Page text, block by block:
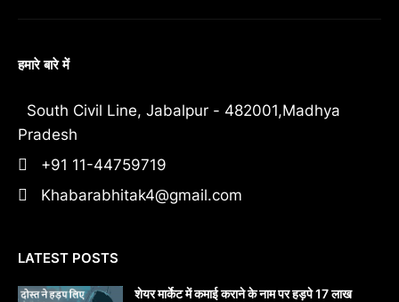
हमारे बारे में
South Civil Line, Jabalpur - 482001,Madhya
Pradesh
+91 11-44759719
Khabarabhitak4@gmail.com
LATEST POSTS
शेयर मार्केट में कमाई कराने के नाम पर हड़पे 17 लाख